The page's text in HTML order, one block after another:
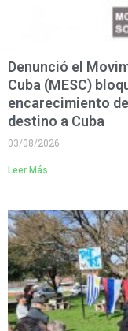
Denunció el
Cuba (MESC)
encarecimiento
destino a Cuba
03/08/2026
Leer Más